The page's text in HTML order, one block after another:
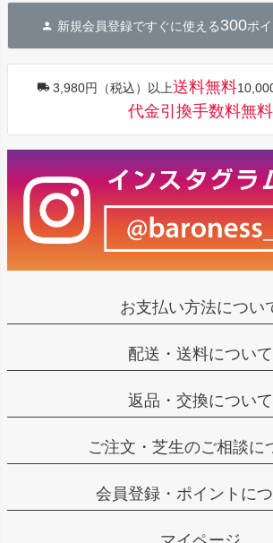
新規会員登録ですぐに使える300ポ
3,980円（税込）以上送料無料
代金引換手数料無料
お支払い方法につい
配送・送料について
返品・交換について
ご注文・芝生のご相談に
会員登録・ポイントに